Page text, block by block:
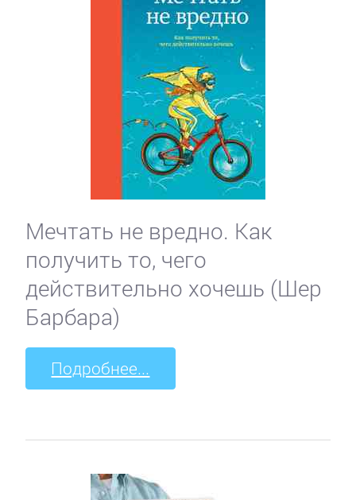
Мечтать не вредно. Как
получить то, чего
действительно хочешь (Шер
Барбара)
Подробнее...